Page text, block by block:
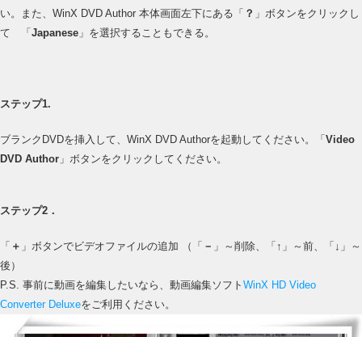
い。また、WinX DVD Author 本体画面左下にある「 ？ 」ボタンをクリックし
て 「 Japanese 」を選択することもできる。
ステップ1.
ブランクDVDを挿入して、WinX DVD Authorを起動してください。「 Video
DVD Author 」ボタンをクリックしてください。
ステップ2．
「 ＋ 」ボタンでビデオファイルの追加 （「 － 」～削除、「 ↑ 」～前、「 ↓ 」～
後）
P.S. 事前に動画を編集したいなら、動画編集ソフト WinX HD Video
Converter Deluxeをご利用ください。